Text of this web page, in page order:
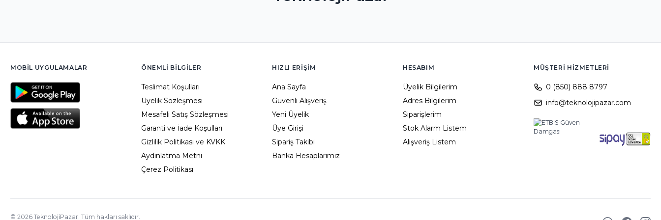
MOBIL UYGULAMALAR ÖNEMLI BILGILER
Teslimat Koşulları
Üyelik Sözleşmesi
Mesafeli Satış Sözleşmesi
Garanti ve İade Koşulları
Gizlilik Politikası ve KVKK
Aydınlatma Metni
Çerez Politikası
HIZLI ERIŞIM
Ana Sayfa
Güvenli Alışveriş
Yeni Üyelik
Üye Girişi
Sipariş Takibi
Banka Hesaplarımız
HESABIM
Üyelik Bilgilerim
Adres Bilgilerim
Siparişlerim
Stok Alarm Listem
Alışveriş Listem
MÜŞTERI HIZMETLERI
0 (850) 888 8797
info@teknolojipazar.com
© 2026 TeknolojiPazar. Tüm hakları saklıdır.